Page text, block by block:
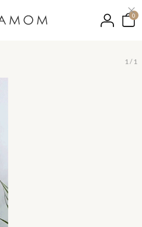
0
1/ 1